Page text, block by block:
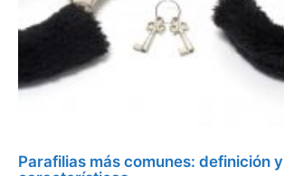
Parafilias más comunes: definición y